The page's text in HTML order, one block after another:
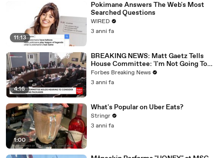
11:13
Pokimane Answers The Web's Most
Searched Questions
WIRED
3 anni fa
4:16
BREAKING NEWS: Matt Gaetz Tells
House Committee: 'I'm Not Going To
Vote For A Continuing Resolution'
Forbes Breaking News
3 anni fa
1:00
What's Popular on Uber Eats?
Stringr
3 anni fa